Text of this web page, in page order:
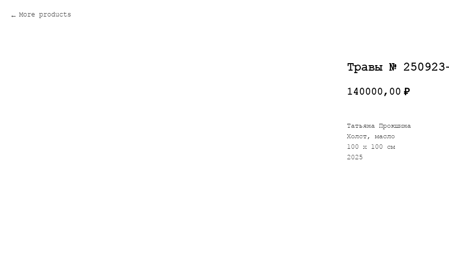
More products
Травы №
140000,00 ₽
Татьяна Прокшина
Холст, масло
100 х 100 см
2025